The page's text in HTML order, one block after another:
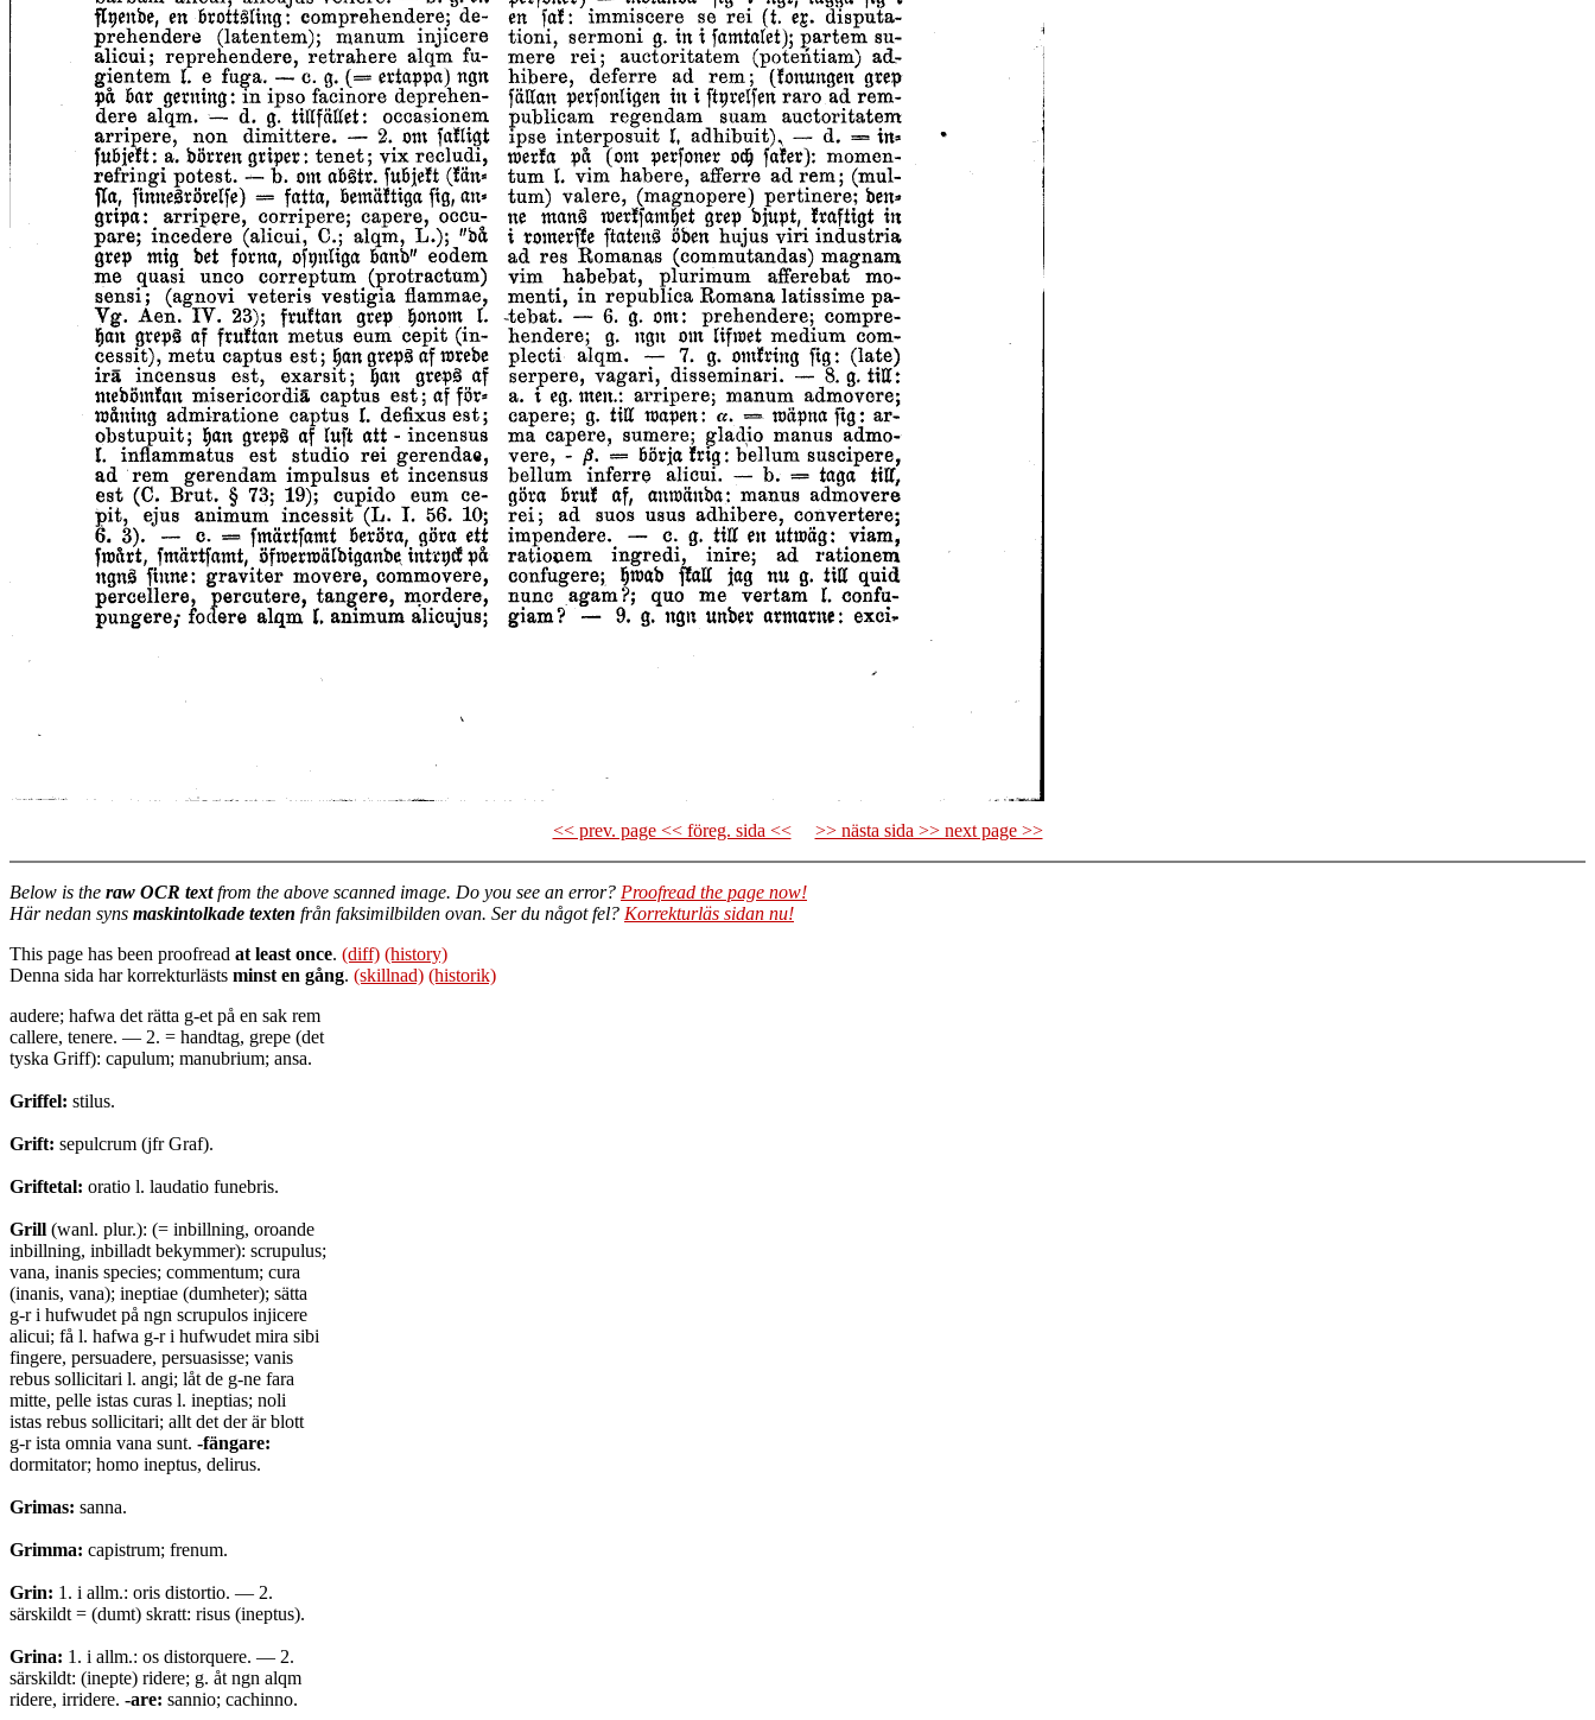
<< prev. page << föreg. sida << >> nästa sida >> next page >>
Below is the raw OCR textfrom the above scanned image. Do you see an error? Proofread the page now!
Här nedan syns maskintolkade texten från faksimilbilden ovan. Ser du något fel? Korrekturläs sidan nu!
This page has been proofread at least once. (diff) (history)
Denna sida har korrekturlästs minst en gång. (skillnad) (historik)
audere; hafwa det rätta g-et på en sak rem
callere, tenere. — 2. = handtag, grepe (det
tyska Griff): capulum; manubrium; ansa.
Griffel: stilus.
Grift: sepulcrum (jfr Graf).
Griftetal: oratio l. laudatio funebris.
Grill (wanl. plur.): (= inbillning, oroande
inbillning, inbilladt bekymmer): scrupulus;
vana, inanis species; commentum; cura
(inanis, vana); ineptiae (dumheter); sätta
g-r i hufwudet på ngn scrupulos injicere
alicui; få l. hafwa g-r i hufwudet mira sibi
fingere, persuadere, persuasisse; vanis
rebus sollicitari l. angi; låt de g-ne fara
mitte, pelle istas curas l. ineptias; noli
istas rebus sollicitari; allt det der är blott
g-r ista omnia vana sunt. -fängare:
dormitator; homo ineptus, delirus.
Grimas: sanna.
Grimma: capistrum; frenum.
Grin: 1. i allm.: oris distortio. — 2.
särskildt = (dumt) skratt: risus (ineptus).
Grina: 1. i allm.: os distorquere. — 2.
särskildt: (inepte) ridere; g. åt ngn alqm
ridere, irridere. -are: sannio; cachinno.